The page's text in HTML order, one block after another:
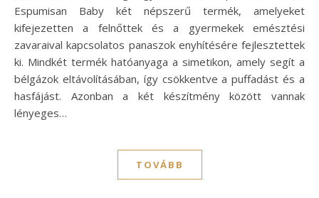
Espumisan Baby két népszerű termék, amelyeket
kifejezetten a felnőttek és a gyermekek emésztési
zavaraival kapcsolatos panaszok enyhítésére fejlesztettek
ki. Mindkét termék hatóanyaga a simetikon, amely segít a
bélgázok eltávolításában, így csökkentve a puffadást és a
hasfájást. Azonban a két készítmény között vannak
lényeges…
TOVÁBB